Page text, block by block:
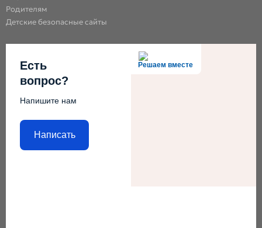
Родителям
Детские безопасные сайты
Решаем вместе
Есть
вопрос?
Напишите нам
Написать